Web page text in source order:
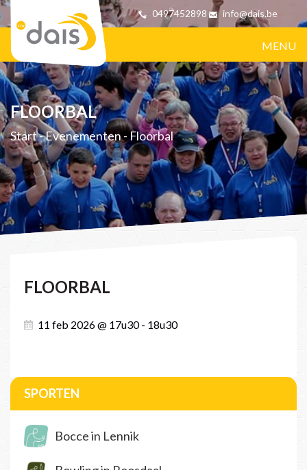
0497452898 info@dais.be
MENU
FLOORBAL
Start-Evenementen-Floorbal
FLOORBAL
11 feb 2026 @ 17u30 - 18u30
SPORTEN
Bocce in Lennik